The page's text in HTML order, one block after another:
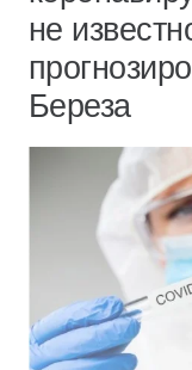
не
Береза